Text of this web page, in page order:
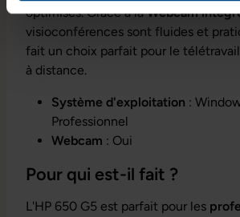
optimisés. Grâce à laWebcam
visioconférences sont fluides et
fait un choix parfait pour le
à distance.
Système d'exploitation :
Professionnel
Webcam : Oui
Pour qui est-il fait ?
L'HP 650 G5 est parfait pour les